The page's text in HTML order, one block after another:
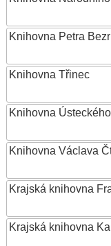
Knihovna Petra
Knihovna Třinec
Knihovna
Knihovna Václava
Krajská knihovna
Krajská knihovna